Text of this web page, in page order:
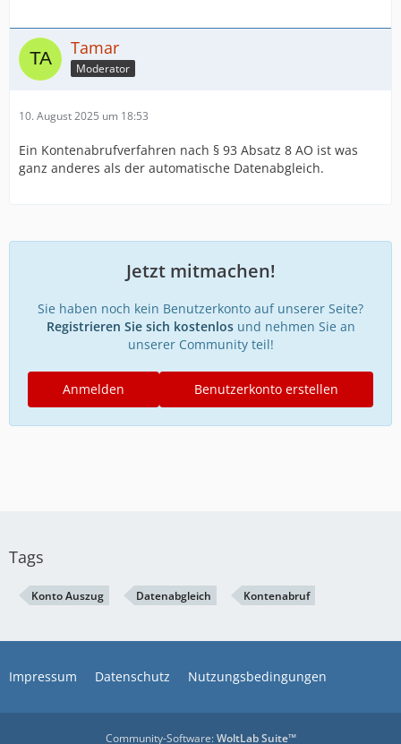
Tamar
Moderator
10. August 2025 um 18:53
Ein Kontenabrufverfahren nach § 93 Absatz 8 AO ist was
ganz anderes als der automatische Datenabgleich.
Jetzt mitmachen!
Sie haben noch kein Benutzerkonto auf unserer Seite?
Registrieren Sie sich kostenlosund nehmen Sie an
unserer Community teil!
Benutzerkonto erstellen
Anmelden
Tags
Konto Auszug Datenabgleich Kontenabruf
Impressum Datenschutz Nutzungsbedingungen
Community-Software:WoltLab Suite™